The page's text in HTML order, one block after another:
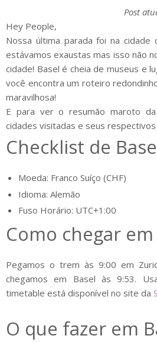
Post
Hey People,
Nossa última parada foi na cidade
estávamos exaustas mas isso não
cidade! Basel é cheia de museus e
você encontra um roteiro
maravilhosa!
E para ver o resumão maroto
cidades visitadas e seus respectivos
Checklist de
Moeda: Franco Suíço (CHF)
Idioma: Alemão
Fuso Horário: UTC+1:00
Como chegar em
Pegamos o trem às 9:00 em
chegamos em Basel às 9:53.
timetable está disponível no site da
O que fazer em